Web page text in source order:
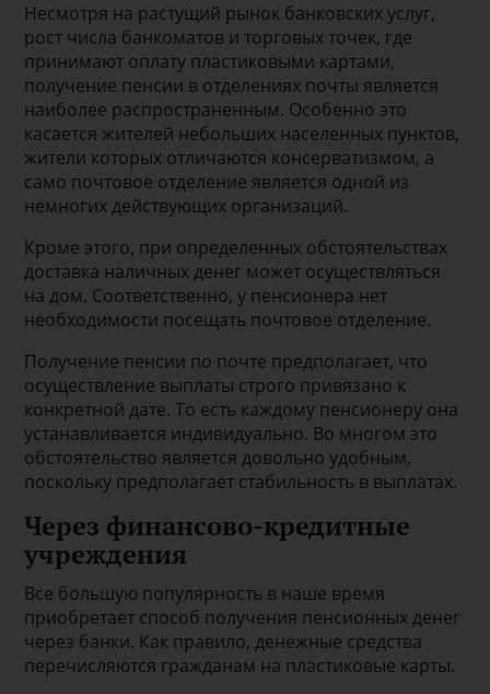
Несмотря на растущий рынок банковских услуг,
рост числа банкоматов и торговых точек, где
принимают оплату пластиковыми картами,
получение пенсии в отделениях почты является
наиболее распространенным. Особенно это
касается жителей небольших населенных пунктов,
жители которых отличаются консерватизмом, а
само почтовое отделение является одной из
немногих действующих организаций.
Кроме этого, при определенных обстоятельствах
доставка наличных денег может осуществляться
на дом. Соответственно, у пенсионера нет
необходимости посещать почтовое отделение.
Получение пенсии по почте предполагает, что
осуществление выплаты строго привязано к
конкретной дате. То есть каждому пенсионеру она
устанавливается индивидуально. Во многом это
обстоятельство является довольно удобным,
поскольку предполагает стабильность в выплатах.
Через финансово-кредитные
учреждения
Все большую популярность в наше время
приобретает способ получения пенсионных денег
через банки. Как правило, денежные средства
перечисляются гражданам на пластиковые карты.